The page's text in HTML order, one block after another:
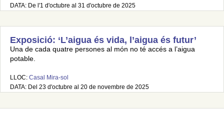
DATA: De l'1 d'octubre al 31 d'octubre de 2025
Exposició: ‘L’aigua és vida, l’aigua és futur’
Una de cada quatre persones al món no té accés a l’aigua
potable.
LLOC: Casal Mira-sol
DATA: Del 23 d'octubre al 20 de novembre de 2025